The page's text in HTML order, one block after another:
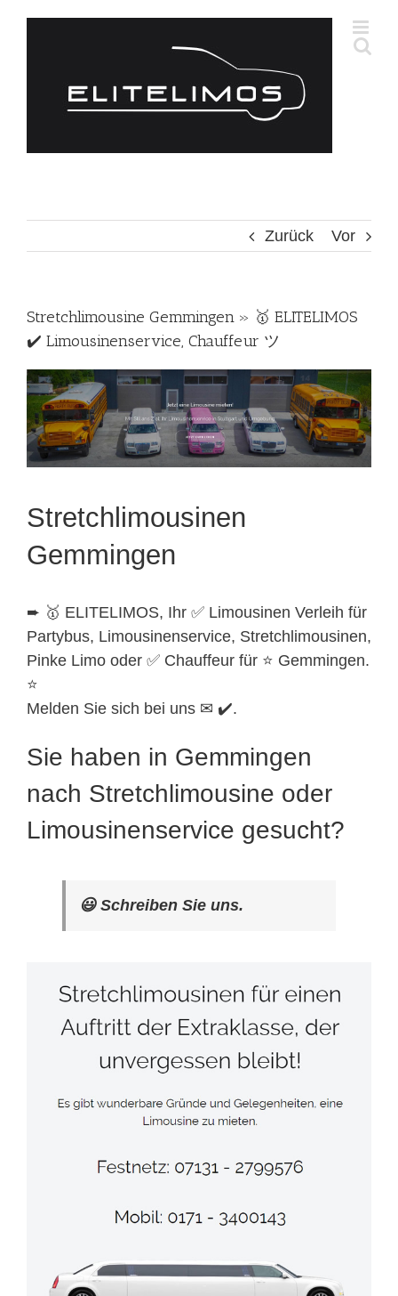
Zurück Vor
Stretchlimousine Gemmingen » 🥇 ELITELIMOS
✔️ Limousinenservice, Chauffeur ツ
Stretchlimousinen
Gemmingen
➨ 🥇 ELITELIMOS, Ihr ✅ Limousinen Verleih für
Partybus, Limousinenservice, Stretchlimousinen,
Pinke Limo oder ✅ Chauffeur für ⭐ Gemmingen.
⭐
Melden Sie sich bei uns ✉ ✔️.
Sie haben in Gemmingen
nach Stretchlimousine oder
Limousinenservice gesucht?
😃 Schreiben Sie uns.